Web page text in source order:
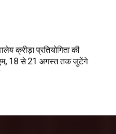
क्रीड़ा प्रतियोगिता की
18 से 21 अगस्त तक जुटेंगे